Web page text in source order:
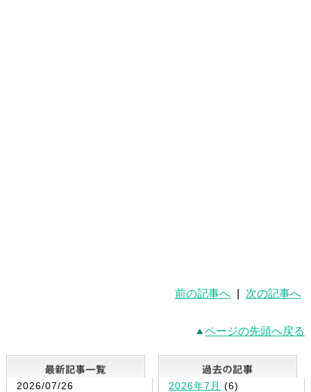
前の記事へ 次の記事へ
ページの先頭へ戻る
最新記事一覧
2026/07/26
2026年7月 (6)